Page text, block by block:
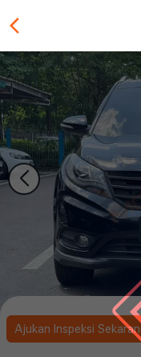
Ajukan Inspeksi